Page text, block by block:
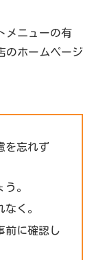
メニューの有
のホームページ
を忘れず
。
く。
前に確認し